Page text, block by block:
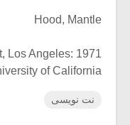
Hood, Mantle
Los Angeles:
of California.
نت نویسی